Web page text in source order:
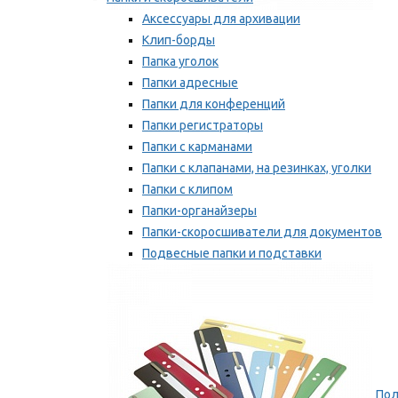
Аксессуары для архивации
Клип-борды
Папка уголок
Папки адресные
Папки для конференций
Папки регистраторы
Папки с карманами
Папки с клапанами, на резинках, уголки
Папки с клипом
Папки-органайзеры
Папки-скоросшиватели для документов
Подвесные папки и подставки